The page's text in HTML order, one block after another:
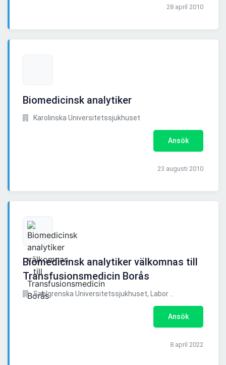
28 april 2010
Biomedicinsk analytiker
Karolinska Universitetssjukhuset
Ansök
23 augusti 2010
Biomedicinsk analytiker välkomnas till
Transfusionsmedicin Borås
Sahlgrenska Universitetssjukhuset, Labor ..
Ansök
8 april 2022